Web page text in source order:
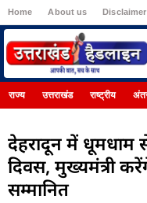
Home About us Disclaimer
राज्य उत्तराखंड राष्ट्रीय
देहरादून में धूमधाम
दिवस, मुख्यमंत्री
सम्मानित